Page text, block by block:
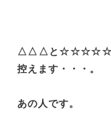
△△△と☆☆☆☆☆は、
控えます・・・。
あの人です。